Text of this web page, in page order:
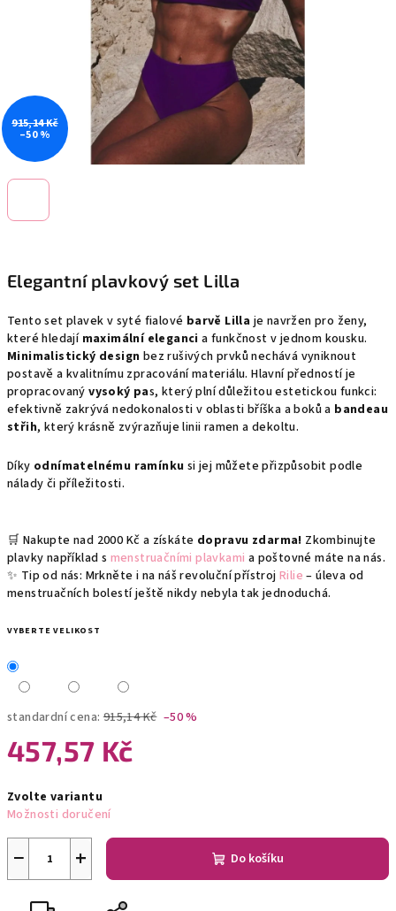
Elegantní plavkový set Lilla
Tento set plavek v syté fialové barvě Lilla je navržen pro ženy,
které hledají maximální eleganci a funkčnost v jednom kousku.
Minimalistický design bez rušivých prvků nechává vyniknout
postavě a kvalitnímu zpracování materiálu. Hlavní předností je
propracovanývysoký pas, který plní důležitou estetickou funkci:
efektivně zakrývá nedokonalosti v oblasti bříška a boků a bandeau
střih, který krásně zvýrazňuje linii ramen a dekoltu.
Díky odnímatelnému ramínku si jej můžete přizpůsobit podle
nálady či příležitosti.
🛒 Nakupte nad 2000 Kč a získáte dopravu zdarma! Zkombinujte
plavky například s menstruačními plavkami a poštovné máte na nás.
✨ Tip od nás: Mrkněte i na náš revoluční přístroj Rilie – úleva od
menstruačních bolestí ještě nikdy nebyla tak jednoduchá.
VYBERTE VELIKOST
standardní cena: 915,14 Kč –50 %
457,57 Kč
cena:
Zvolte variantu
Možnosti doručení
+
− Do košíku
915,14 Kč
–50 %